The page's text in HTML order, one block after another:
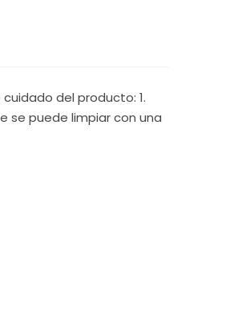
cuidado del producto: 1.
se puede limpiar con una